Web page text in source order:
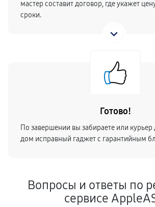
мастер составит договор, где укажет
сроки.
Готово!
По завершении вы забираете или курьер
дом исправный гаджет с гарантийным
Вопросы и ответы по
сервисе